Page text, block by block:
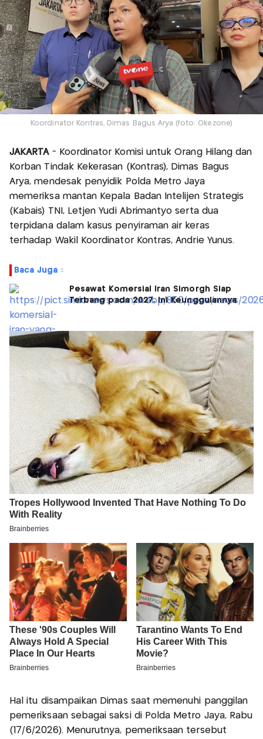
Koordinator Kontras, Dimas Bagus Arya (foto: Okezone)
JAKARTA- Koordinator Komisi untuk Orang Hilang dan
Korban Tindak Kekerasan (Kontras), Dimas Bagus
Arya, mendesak penyidik Polda Metro Jaya
memeriksa mantan Kepala Badan Intelijen Strategis
(Kabais) TNI, Letjen Yudi Abrimantyo serta dua
terpidana dalam kasus penyiraman air keras
terhadap Wakil Koordinator Kontras, Andrie Yunus.
Baca Juga :
Pesawat Komersial Iran Simorgh Siap
Terbang pada 2027, Ini Keunggulannya
Hal itu disampaikan Dimas saat memenuhi panggilan
pemeriksaan sebagai saksi di Polda Metro Jaya, Rabu
(17/6/2026). Menurutnya, pemeriksaan tersebut